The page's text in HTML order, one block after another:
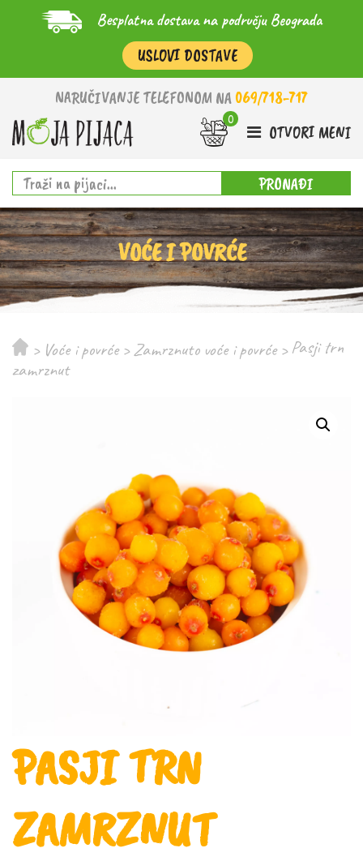
Besplatna dostava na području Beograda
USLOVI DOSTAVE
NARUČIVANJE TELEFONOM NA 069/718-717
OTVORI MENI
PRONAĐI
VOĆE I POVRĆE
> Voće i povrće > Zamrznuto voće i povrće > Pasji trn
zamrznut
PASJI TRN
ZAMRZNUT